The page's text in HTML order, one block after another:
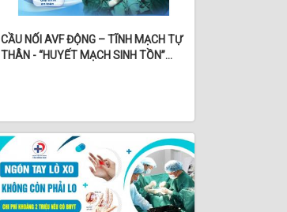
CẦU NỐI AVF ĐỘNG – TĨNH MẠCH TỰ
THÂN - “HUYẾT MẠCH SINH TỒN”